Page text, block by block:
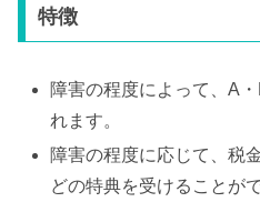
特徴
障害の程度によって、A
れます。
障害の程度に応じて、税
どの特典を受けることが